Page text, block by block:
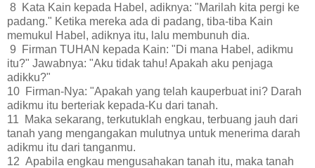
8 Kata Kain kepada Habel, adiknya: "Marilah kita pergi ke
padang." Ketika mereka ada di padang, tiba-tiba Kain
memukul Habel, adiknya itu, lalu membunuh dia.
9 Firman TUHAN kepada Kain: "Di mana Habel, adikmu
itu?" Jawabnya: "Aku tidak tahu! Apakah aku penjaga
adikku?"
10 Firman-Nya: "Apakah yang telah kauperbuat ini? Darah
adikmu itu berteriak kepada-Ku dari tanah.
11 Maka sekarang, terkutuklah engkau, terbuang jauh dari
tanah yang mengangakan mulutnya untuk menerima darah
adikmu itu dari tanganmu.
12 Apabila engkau mengusahakan tanah itu, maka tanah